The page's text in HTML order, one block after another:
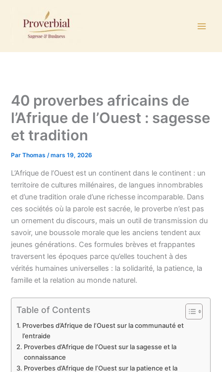
contenu
40 proverbes africains de
l’Afrique de l’Ouest : sagesse
et tradition
ParThomas/mars 19, 2026
L’Afrique de l’Ouest est un continent dans le continent : un
territoire de cultures millénaires, de langues innombrables
et d’une tradition orale d’une richesse incomparable. Dans
ces sociétés où la parole est sacrée, le proverbe n’est pas
un ornement du discours, mais un outil de transmission du
savoir, une boussole morale que les anciens tendent aux
jeunes générations. Ces formules brèves et frappantes
traversent les époques parce qu’elles touchent à des
vérités humaines universelles : la solidarité, la patience, la
famille et la relation au monde naturel.
Table of Contents
Proverbes d’Afrique de l’Ouest sur la communauté et
l’entraide
Proverbes d’Afrique de l’Ouest sur la sagesse et la
connaissance
Proverbes d’Afrique de l’Ouest sur la patience et la